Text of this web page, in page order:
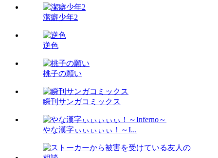
潔癖少年2
逆色
桃子の願い
瞬刊サンガコミックス
やな漢字ぃぃぃぃぃ！～I...